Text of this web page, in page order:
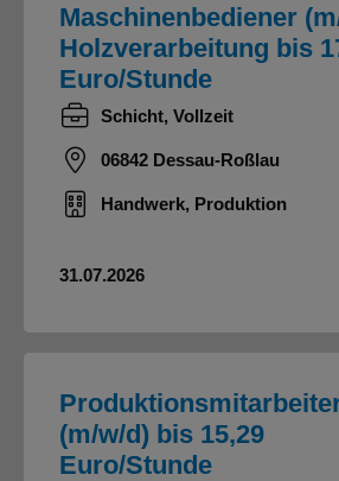
Maschinenbediener
Holzverarbeitung bis
Euro/Stunde
Schicht, Vollzeit
06842 Dessau-Roßlau
Handwerk, Produktion
31.07.2026
(m/w/d) bis 15,29
Euro/Stunde